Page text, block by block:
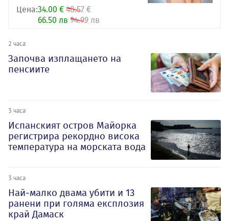
Цена:34.00 € 48.57 €
66.50 лв 94.99 лв
2 часа
Започва изплащането на
пенсиите
3 часа
Испанският остров Майорка
регистрира рекордно висока
температура на морската вода
3 часа
Най-малко двама убити и 13
ранени при голяма експлозия
край Дамаск